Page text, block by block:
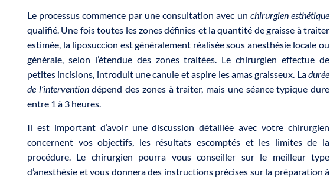
Le processus commence par une consultation avec un chirurgien esthétique
qualifié. Une fois toutes les zones définies et la quantité de graisse à traiter
estimée, la liposuccion est généralement réalisée sous anesthésie locale ou
générale, selon l’étendue des zones traitées. Le chirurgien effectue de
petites incisions, introduit une canule et aspire les amas graisseux. Ladurée
de l’interventiondépend des zones à traiter, mais une séance typique dure
entre 1 à 3 heures.
Il est important d’avoir une discussion détaillée avec votre chirurgien
concernent vos objectifs, les résultats escomptés et les limites de la
procédure. Le chirurgien pourra vous conseiller sur le meilleur type
d’anesthésie et vous donnera des instructions précises sur la préparation à